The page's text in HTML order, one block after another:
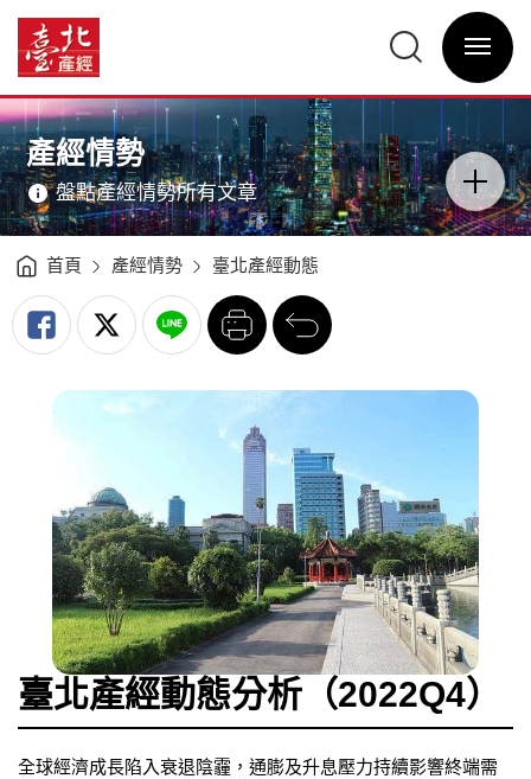
（2022Q4）
-
臺
產
經
資
訊
網
臺
經
訊
網
網
站
主
單
選
單
關
主
意
境
產經情勢
盤點產經情勢所有文章
分
類
開
關
首頁 產經情勢 臺北產經動態
列
印
回
前
一
頁
臺北產經動態分析（2022Q4）
全球經濟成長陷入衰退陰霾，通膨及升息壓力持續影響終端需